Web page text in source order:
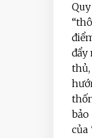
đẩy
thủ,